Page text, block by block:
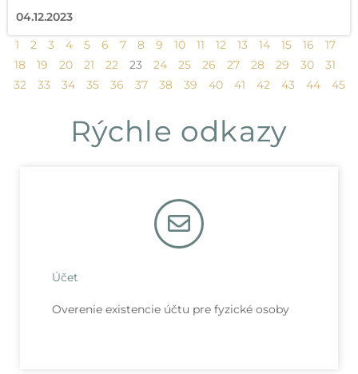
04.12.2023
1 2 3 4 5 6 7 8 9 10 11 12 13 14 15 16
17
18
19 20 21 22 23 24 25 26 27 28 29 30
31
32
33 34 35 36 37 38 39 40 41 42 43 44 45
Rýchle odkazy
Účet
Overenie existencie účtu pre fyzické osoby